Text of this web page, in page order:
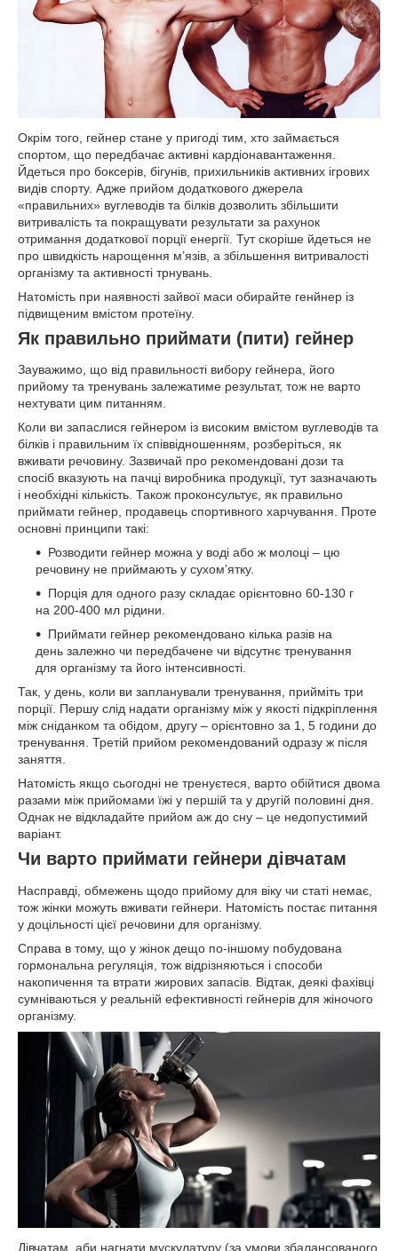
Окрім того, гейнер стане у пригоді тим, хто займається
спортом, що передбачає активні кардіонавантаження.
Йдеться про боксерів, бігунів, прихильників активних ігрових
видів спорту. Адже прийом додаткового джерела
«правильних» вуглеводів та білків дозволить збільшити
витривалість та покращувати результати за рахунок
отримання додаткової порції енергії. Тут скоріше йдеться не
про швидкість нарощення м’язів, а збільшення витривалості
організму та активності трнувань.
Натомість при наявності зайвої маси обирайте генйнер із
підвищеним вмістом протеїну.
Як правильно приймати (пити) гейнер
Зауважимо, що від правильності вибору гейнера, його
прийому та тренувань залежатиме результат, тож не варто
нехтувати цим питанням.
Коли ви запаслися гейнером із високим вмістом вуглеводів та
білків і правильним їх співвідношенням, розберіться, як
вживати речовину. Зазвичай про рекомендовані дози та
спосіб вказують на пачці виробника продукції, тут зазначають
і необхідні кількість. Також проконсультує, як правильно
приймати гейнер, продавець спортивного харчування. Проте
основні принципи такі:
Розводити гейнер можна у воді або ж молоці – цю
речовину не приймають у сухом’ятку.
Порція для одного разу складає орієнтовно 60-130 г
на 200-400 мл рідини.
Приймати гейнер рекомендовано кілька разів на
день залежно чи передбачене чи відсутнє тренування
для організму та його інтенсивності.
Так, у день, коли ви запланували тренування, прийміть три
порції. Першу слід надати організму між у якості підкріплення
між сніданком та обідом, другу – орієнтовно за 1, 5 години до
тренування. Третій прийом рекомендований одразу ж після
заняття.
Натомість якщо сьогодні не тренуєтеся, варто обійтися двома
разами між прийомами їжі у першій та у другій половині дня.
Однак не відкладайте прийом аж до сну – це недопустимий
варіант.
Чи варто приймати гейнери дівчатам
Насправді, обмежень щодо прийому для віку чи статі немає,
тож жінки можуть вживати гейнери. Натомість постає питання
у доцільності цієї речовини для організму.
Справа в тому, що у жінок дещо по-іншому побудована
гормональна регуляція, тож відрізняються і способи
накопичення та втрати жирових запасів. Відтак, деякі фахівці
сумніваються у реальній ефективності гейнерів для жіночого
організму.
Дівчатам, аби нагнати мускулатуру (за умови збалансованого